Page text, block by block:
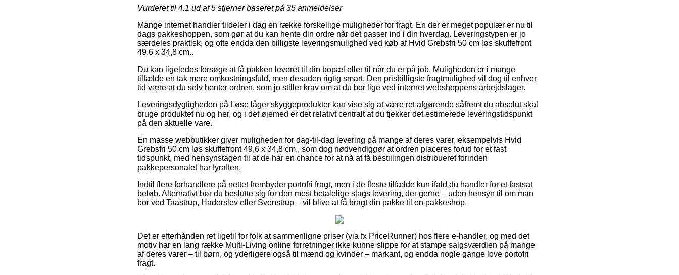
Vurderet til 4.1 ud af 5 stjerner baseret på 35 anmeldelser
Mange internet handler tildeler i dag en række forskellige muligheder for fragt. En der er meget populær er nu til
dags pakkeshoppen, som gør at du kan hente din ordre når det passer ind i din hverdag. Leveringstypen er jo
særdeles praktisk, og ofte endda den billigste leveringsmulighed ved køb af Hvid Grebsfri 50 cm løs skuffefront
49,6 x 34,8 cm..
Du kan ligeledes forsøge at få pakken leveret til din bopæl eller til når du er på job. Muligheden er i mange
tilfælde en tak mere omkostningsfuld, men desuden rigtig smart. Den prisbilligste fragtmulighed vil dog til enhver
tid være at du selv henter ordren, som jo stiller krav om at du bor lige ved internet webshoppens arbejdslager.
Leveringsdygtigheden på Løse låger skyggeprodukter kan vise sig at være ret afgørende såfremt du absolut skal
bruge produktet nu og her, og i det øjemed er det relativt centralt at du tjekker det estimerede leveringstidspunkt
på den aktuelle vare.
En masse webbutikker giver muligheden for dag-til-dag levering på mange af deres varer, eksempelvis Hvid
Grebsfri 50 cm løs skuffefront 49,6 x 34,8 cm., som dog nødvendiggør at ordren placeres forud for et fast
tidspunkt, med hensynstagen til at de har en chance for at nå at få bestillingen distribueret forinden
pakkepersonalet har fyraften.
Indtil flere forhandlere på nettet frembyder portofri fragt, men i de fleste tilfælde kun ifald du handler for et fastsat
beløb. Alternativt bør du beslutte sig for den mest betalelige slags levering, der gerne – uden hensyn til om man
bor ved Taastrup, Haderslev eller Svenstrup – vil blive at få bragt din pakke til en pakkeshop.
Det er efterhånden ret ligetil for folk at sammenligne priser (via fx PriceRunner) hos flere e-handler, og med det
motiv har en lang række Multi-Living online forretninger ikke kunne slippe for at stampe salgsværdien på mange
af deres varer – til børn, og yderligere også til mænd og kvinder – markant, og endda nogle gange love portofri
fragt.